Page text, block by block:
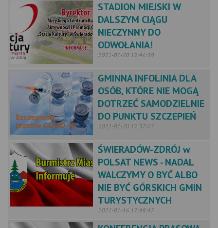
STADION MIEJSKI W
DALSZYM CIĄGU
NIECZYNNY DO
ODWOŁANIA!
2021-01-20 12:46:39
GMINNA INFOLINIA DLA
OSÓB, KTÓRE NIE MOGĄ
DOTRZEĆ SAMODZIELNIE
DO PUNKTU SZCZEPIEŃ
2021-01-20 12:37:03
ŚWIERADÓW-ZDRÓJ w
POLSAT NEWS - NADAL
WALCZYMY O BYĆ ALBO
NIE BYĆ GÓRSKICH GMIN
TURYSTYCZNYCH
2021-01-16 17:48:47